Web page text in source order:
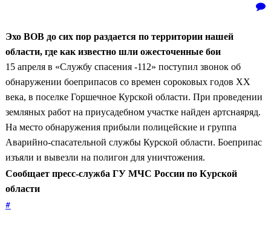
Эхо ВОВ до сих пор раздается по территории нашей
области, где как известно шли ожесточенные бои
15 апреля в «Службу спасения -112» поступил звонок об
обнаружении боеприпасов со времен сороковых годов ХХ
века, в поселке Горшечное Курской области. При проведении
земляных работ на приусадебном участке найден артснаяряд.
На место обнаружения прибыли полицейские и группа
Аварийно-спасательной службы Курской области. Боеприпас
изъяли и вывезли на полигон для уничтожения.
Сообщает пресс-служба ГУ МЧС России по Курской
области
#